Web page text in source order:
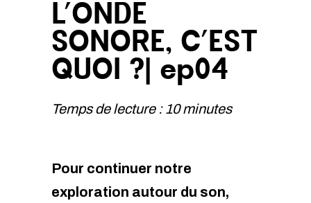
L’ONDE
SONORE, C’EST
QUOI ?| ep04
Temps de lecture : 10 minutes
Pour continuer notre
exploration autour du son,